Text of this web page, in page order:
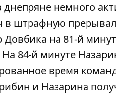
немного
в штрафную
на 81-й
84-й минуте
время
и Назарина